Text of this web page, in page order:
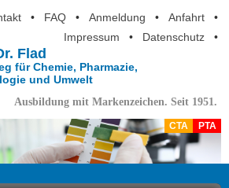
• FAQ • Anmeldung • Anfahrt
•
Impressum
• Datenschutz •
Flad
für Chemie, Pharmazie,
und Umwelt
Ausbildung mit Markenzeichen. Seit 1951.
CTA PTA